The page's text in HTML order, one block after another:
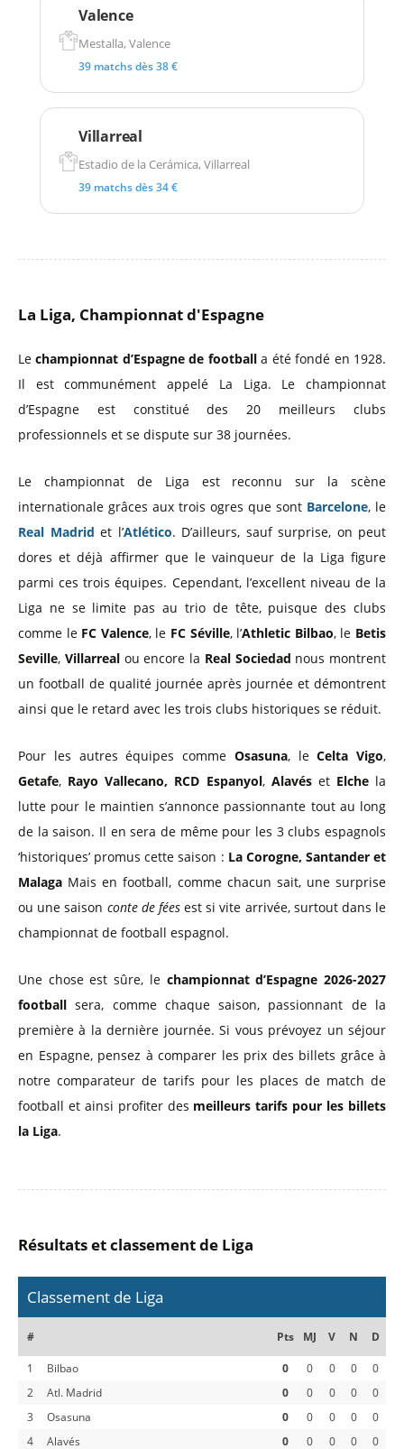
Valence
Mestalla, Valence
39 matchs dès 38 €
Villarreal
Estadio de la Cerámica, Villarreal
39 matchs dès 34 €
La Liga, Championnat d'Espagne
Lechampionnat d’Espagne de footballa été fondé en 1928.
Il est communément appelé La Liga. Le championnat
d’Espagne est constitué des 20 meilleurs clubs
professionnels et se dispute sur 38 journées.
Le championnat de Liga est reconnu sur la scène
internationale grâces aux trois ogres que sont Barcelone, le
Real Madrid et l’Atlético. D’ailleurs, sauf surprise, on peut
dores et déjà affirmer que le vainqueur de la Liga figure
parmi ces trois équipes. Cependant, l’excellent niveau de la
Liga ne se limite pas au trio de tête, puisque des clubs
comme le FC Valence, le FC Séville, l’Athletic Bilbao, le Betis
Seville, Villarrealou encore la Real Sociedad nous montrent
un football de qualité journée après journée et démontrent
ainsi que le retard avec les trois clubs historiques se réduit.
Pour les autres équipes comme Osasuna, leCelta Vigo,
Getafe, Rayo Vallecano, RCD Espanyol, Alavéset Elchela
lutte pour le maintien s’annonce passionnante tout au long
de la saison. Il en sera de même pour les 3 clubs espagnols
‘historiques’ promus cette saison : La Corogne, Santander et
Malaga Mais en football, comme chacun sait, une surprise
ou une saison conte de féesest si vite arrivée, surtout dans le
championnat de football espagnol.
Une chose est sûre, le championnat d’Espagne 2026-2027
football sera, comme chaque saison, passionnant de la
première à la dernière journée. Si vous prévoyez un séjour
en Espagne, pensez à comparer les prix des billets grâce à
notre comparateur de tarifs pour les places de match de
football et ainsi profiter des meilleurs tarifs pour les billets
la Liga.
Résultats et classement de Liga
Classement de Liga
# Pts MJ V N D
1 Bilbao 0 0 0 0
0
2
Atl. Madrid 0 0 0 0
0
3
Osasuna 0 0 0 0
0
4
Alavés 0 0 0 0 0